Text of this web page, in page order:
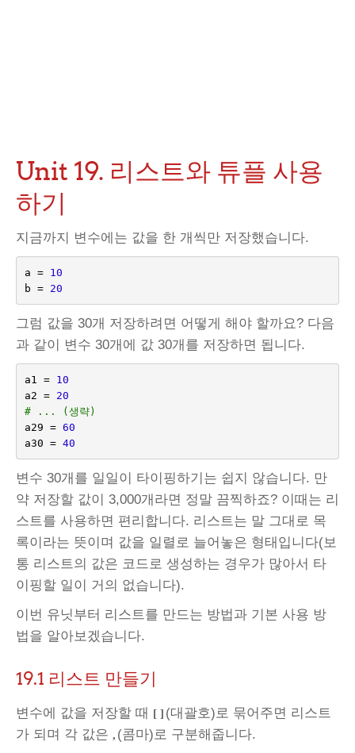
Unit 19. 리스트와 튜플 사용
하기
지금까지 변수에는 값을 한 개씩만 저장했습니다.
a =
10
b = 20
그럼 값을 30개 저장하려면 어떻게 해야 할까요? 다음
과 같이 변수 30개에 값 30개를 저장하면 됩니다.
a1 =
10
a2 =
20
# ... (생략)
a29 = 60
a30 = 40
변수 30개를 일일이 타이핑하기는 쉽지 않습니다. 만
약 저장할 값이 3,000개라면 정말 끔찍하죠? 이때는 리
스트를 사용하면 편리합니다. 리스트는 말 그대로 목
록이라는 뜻이며 값을 일렬로 늘어놓은 형태입니다(보
통 리스트의 값은 코드로 생성하는 경우가 많아서 타
이핑할 일이 거의 없습니다).
이번 유닛부터 리스트를 만드는 방법과 기본 사용 방
법을 알아보겠습니다.
19.1 리스트 만들기
변수에 값을 저장할 때 [ ] (대괄호)로 묶어주면 리스트
가 되며 각 값은 , (콤마)로 구분해줍니다.